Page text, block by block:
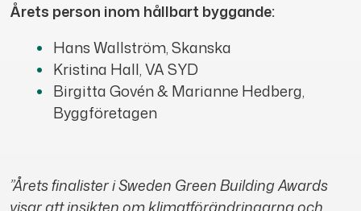
Årets person inom hållbart byggande:
Hans Wallström, Skanska
Kristina Hall, VA SYD
Birgitta Govén & Marianne Hedberg,
Byggföretagen
”Årets finalister i Sweden Green Building Awards